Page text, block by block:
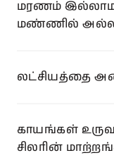
மரணம்
மண்ணில் அல்ல
லட்சியத்தை
காயங்கள்
சிலரின்